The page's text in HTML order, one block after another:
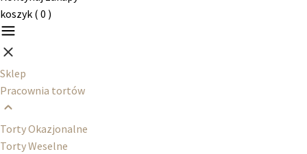
koszyk ( 0 )
Sklep
Pracownia tortów
Torty Okazjonalne
Torty Weselne